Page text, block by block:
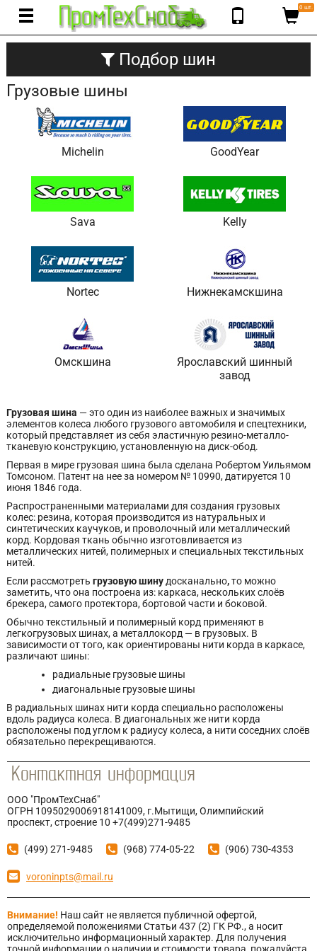
0 шт.
Подбор шин
Грузовые шины
Michelin GoodYear
Sava Kelly
Nortec Нижнекамскшина
Омскшина
Ярославский шинный
завод
Грузовая шина — это один из наиболее важных и значимых
элементов колеса любого грузового автомобиля и спецтехники,
который представляет из себя эластичную резино-металло-
тканевую конструкцию, установленную на диск-обод.
Первая в мире грузовая шина была сделана Робертом Уильямом
Томсоном. Патент на нее за номером № 10990, датируется 10
июня 1846 года.
Распространенными материалами для создания грузовых
колес: резина, которая производится из натуральных и
синтетических каучуков, и проволочный или металлический
корд. Кордовая ткань обычно изготовливается из
металлических нитей, полимерных и специальных текстильных
нитей.
Если рассмотреть грузовую шину досканально,то можно
заметить, что она построена из: каркаса, нескольких слоёв
брекера, самого протектора, бортовой части и боковой.
Обычно текстильный и полимерный корд применяют в
легкогрузовых шинах, а металлокорд — в грузовых. В
зависимости от того, как ориентированы нити корда в каркасе,
различают шины:
радиальные грузовые шины
диагональные грузовые шины
В радиальных шинах нити корда специально расположены
вдоль радиуса колеса. В диагональных же нити корда
расположены под углом к радиусу колеса, а нити соседних слоёв
обязательно перекрещиваются.
ООО "ПромТехСнаб"
ОГРН 1095029006918141009, г.Мытищи, Олимпийский
проспект, строение 10 +7(499)271-9485
(499) 271-9485 (968) 774-05-22 (906) 730-4353
voroninpts@mail.ru
Внимание! Наш сайт не является публичной офертой,
определяемой положениями Статьи 437 (2) ГК РФ., а носит
исключительно информационный характер. Для получения